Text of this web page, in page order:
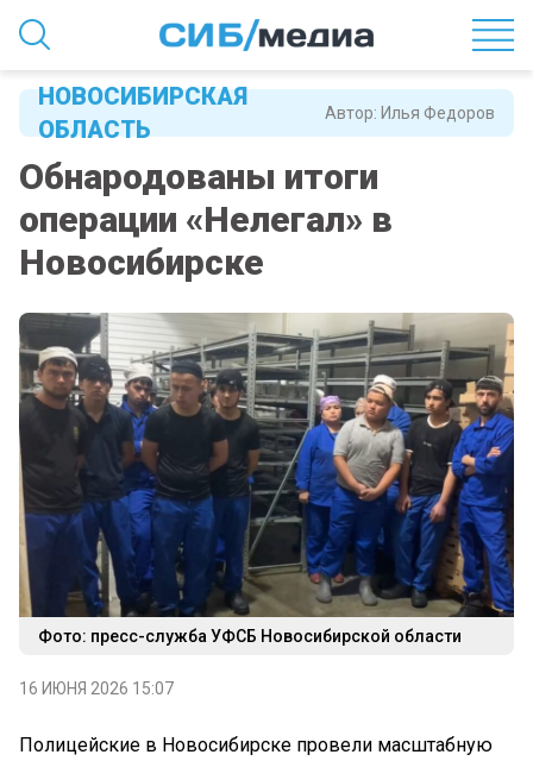
Автор: Илья Федоров
НОВОСИБИРСКАЯ
ОБЛАСТЬ
Обнародованы итоги
операции «Нелегал» в
Новосибирске
Фото: пресс-служба УФСБ Новосибирской области
16 ИЮНЯ 2026 15:07
Полицейские в Новосибирске провели масштабную